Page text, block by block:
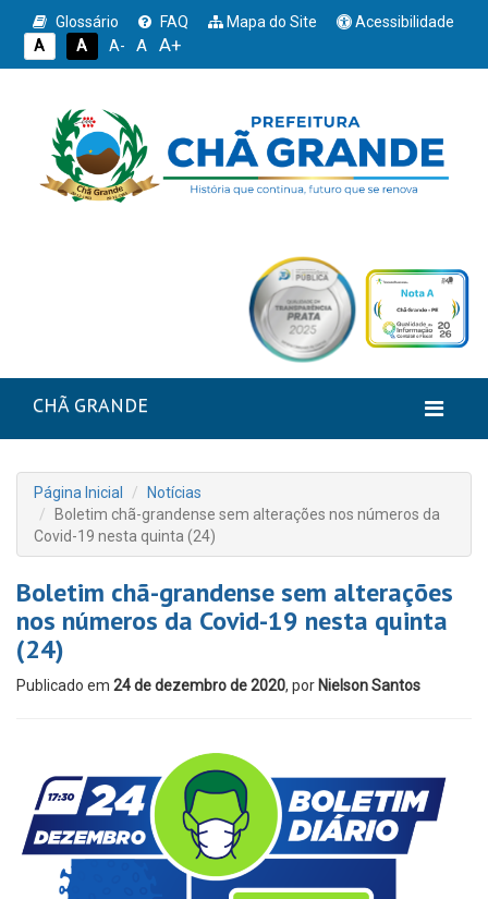
Glossário FAQ Mapa do Site
Acessibilidade
A
A A- A A+
CHÃ GRANDE
Página Inicial
Notícias
Boletim chã-grandense sem alterações nos números da
Covid-19 nesta quinta (24)
Boletim chã-grandense sem alterações
nos números da Covid-19 nesta quinta
(24)
Publicado em 24 de dezembro de 2020, por Nielson Santos